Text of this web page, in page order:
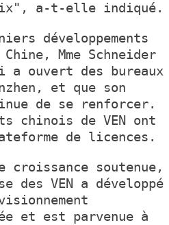
a-t-elle indiqué.
développements
Mme Schneider
a ouvert des bureaux
et que son
de se renforcer.
chinois de VEN ont
de licences.
croissance soutenue,
VEN a développé
et est parvenue à